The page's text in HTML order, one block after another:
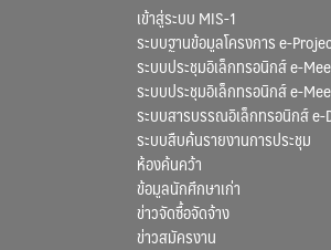
เข้าสู่ระบบ MIS-1
ระบบฐานข้อมูลโครงการ e-
ระบบประชุมอิเล็กทรอนิกส์ e-
ระบบประชุมอิเล็กทรอนิกส์ e-
ระบบสารบรรณอิเล็กทรอนิกส์
ระบบสืบค้นรายงานการประชุม
ห้องค้นคว้า
ข้อมูลนักศึกษาเก่า
ข่าวจัดซื้อจัดจ้าง
ข่าวสมัครงาน